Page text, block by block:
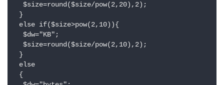
  $size=round($size/pow(2,20),2);
}
else if($size>pow(2,10)){
  $dw="KB";
  $size=round($size/pow(2,10),2);
}
else
{